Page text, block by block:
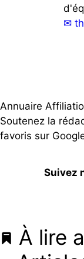
✉
Annuaire
Soutenez la
favoris sur
Suivez
À lire